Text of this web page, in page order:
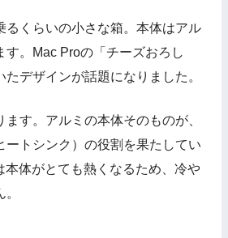
るくらいの小さな箱。本体はアル
す。Mac Proの「チーズおろし
デザインが話題になりました。
す。アルミの本体そのものが、
ートシンク）の役割を果たしてい
本体がとても熱くなるため、冷や